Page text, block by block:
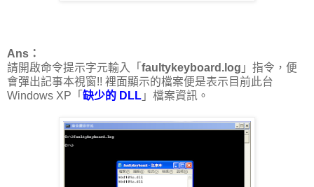
Ans：
請開啟命令提示字元輸入「 faultykeyboard.log 」指令，便
會彈出記事本視窗!! 裡面顯示的檔案便是表示目前此台
Windows XP「 缺少的 DLL 」檔案資訊。